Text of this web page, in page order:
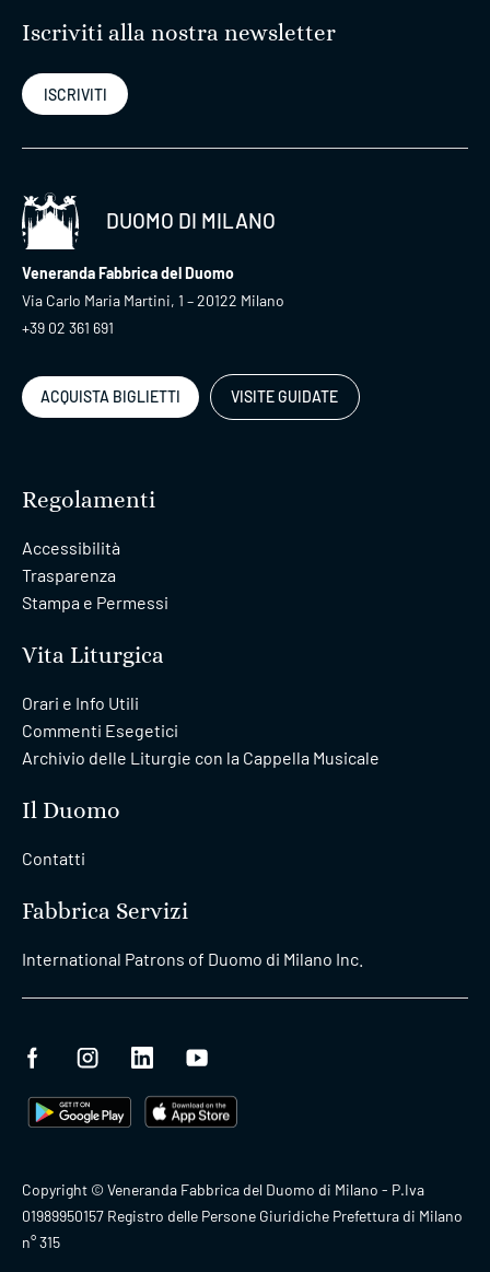
Iscriviti alla nostra newsletter
ISCRIVITI
DUOMO DI MILANO
Veneranda Fabbrica del Duomo
Via Carlo Maria Martini, 1 – 20122 Milano
+39 02 361 691
ACQUISTA BIGLIETTI VISITE GUIDATE
Regolamenti
Accessibilità
Trasparenza
Stampa e Permessi
Vita Liturgica
Orari e Info Utili
Commenti Esegetici
Archivio delle Liturgie con la Cappella Musicale
Il Duomo
Contatti
Fabbrica Servizi
International Patrons of Duomo di Milano Inc.
Copyright © Veneranda Fabbrica del Duomo di Milano - P.Iva
01989950157 Registro delle Persone Giuridiche Prefettura di Milano
n° 315